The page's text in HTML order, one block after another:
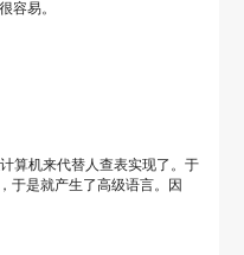
容易。
算机来代替人查表实现了。于
于是就产生了高级语言。因